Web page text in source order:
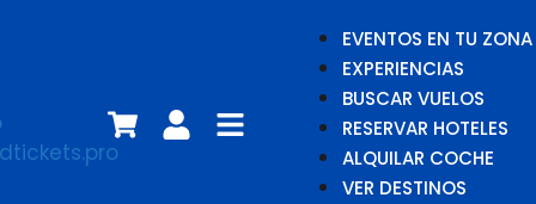
EVENTOS EN TU ZONA
EXPERIENCIAS
BUSCAR VUELOS
RESERVAR HOTELES
ALQUILAR COCHE
VER DESTINOS